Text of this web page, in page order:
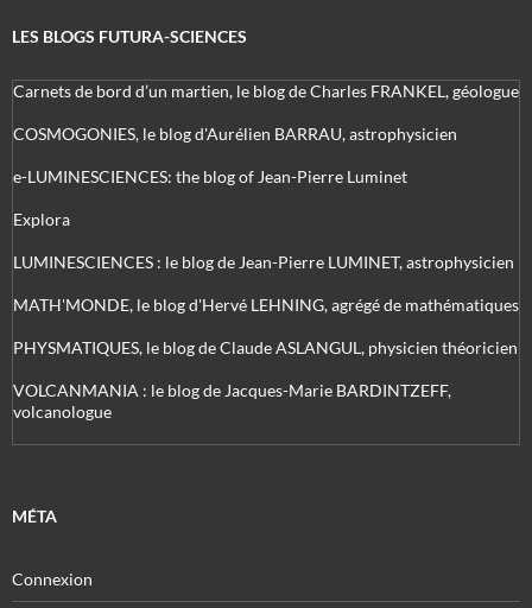
LES BLOGS FUTURA-SCIENCES
Carnets de bord d’un martien, le blog de Charles FRANKEL, géologue
COSMOGONIES, le blog d'Aurélien BARRAU, astrophysicien
e-LUMINESCIENCES: the blog of Jean-Pierre Luminet
Explora
LUMINESCIENCES : le blog de Jean-Pierre LUMINET, astrophysicien
MATH'MONDE, le blog d'Hervé LEHNING, agrégé de mathématiques
PHYSMATIQUES, le blog de Claude ASLANGUL, physicien théoricien
VOLCANMANIA : le blog de Jacques-Marie BARDINTZEFF,
volcanologue
MÉTA
Connexion